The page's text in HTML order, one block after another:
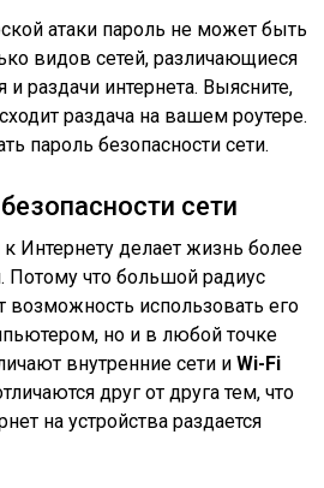
атаки пароль не может быть
видов сетей, различающиеся
и раздачи интернета. Выясните,
раздача на вашем роутере.
пароль безопасности сети.
сети
Интернету делает жизнь более
Потому что большой радиус
возможность использовать его
но и в любой точке
внутренние сети иWi-Fi
друг от друга тем, что
на устройства раздается